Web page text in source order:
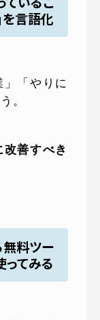
を言語化
「やりに
。
改善すべき
料ツー
ってみる